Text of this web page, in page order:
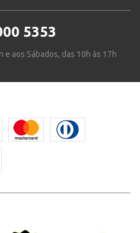
5353
e aos Sábados, das 10h às 17h